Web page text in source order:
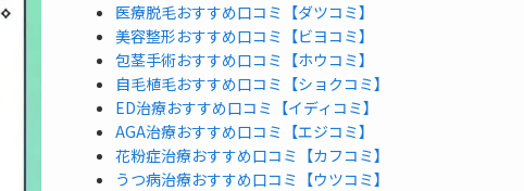
医療脱毛おすすめ口コミ【ダツコミ】
美容整形おすすめ口コミ【ビヨコミ】
包茎手術おすすめ口コミ【ホウコミ】
自毛植毛おすすめ口コミ【ショクコミ】
ED治療おすすめ口コミ【イディコミ】
AGA治療おすすめ口コミ【エジコミ】
花粉症治療おすすめ口コミ【カフコミ】
うつ病治療おすすめ口コミ【ウツコミ】